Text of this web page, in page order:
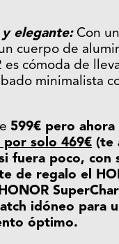
elegante:Con
cuerpo de
es cómoda de
minimalista
599€ pero ahora
por solo 469€ (te
fuera poco, con
de regalo el
idóneo para
óptimo.